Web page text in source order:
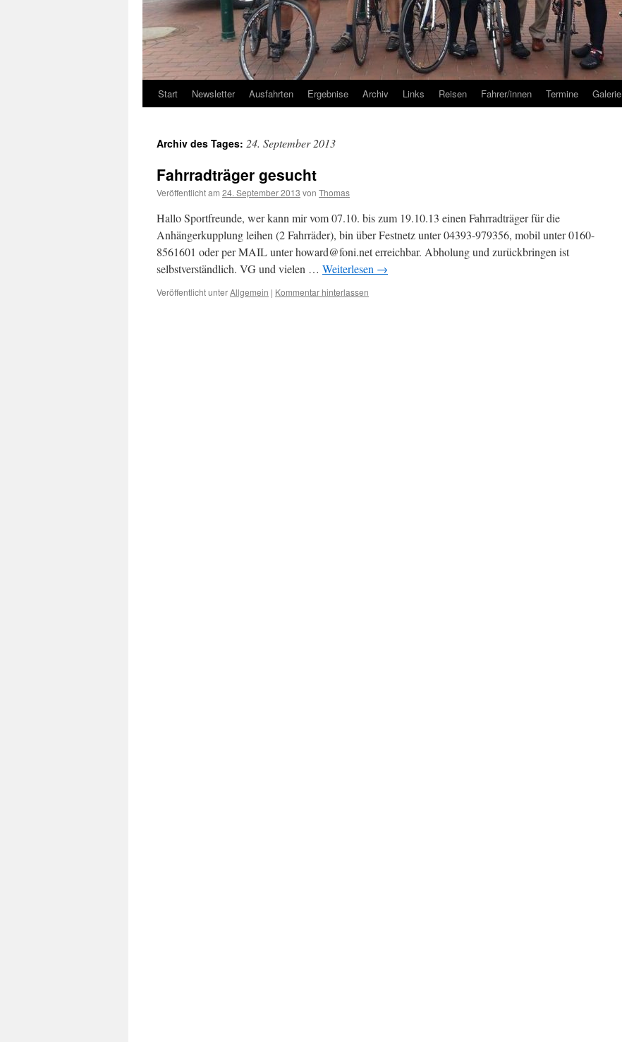
Start Newsletter Ausfahrten Ergebnise Archiv Links Reisen Fahrer/innen Termine Galerie
Archiv des Tages: 24. September 2013
Fahrradträger gesucht
Veröffentlicht am 24. September 2013 von Thomas
Hallo Sportfreunde, wer kann mir vom 07.10. bis zum 19.10.13 einen Fahrradträger für die
Anhängerkupplung leihen (2 Fahrräder), bin über Festnetz unter 04393-979356, mobil unter 0160-
8561601 oder per MAIL unter howard@foni.net erreichbar. Abholung und zurückbringen ist
selbstverständlich. VG und vielen … Weiterlesen →
Veröffentlicht unterAllgemein | Kommentar hinterlassen